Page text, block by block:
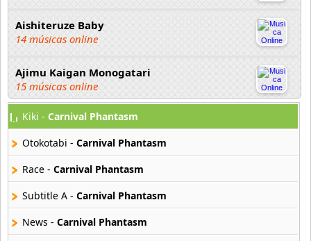
Aishiteruze Baby
14 músicas online
Ajimu Kaigan Monogatari
15 músicas online
Akahori Gedou Hour Rabuge
29 músicas online
Akane Iro Ni Samoru Saka
26 músicas online
6 músicas online
Kiki - Carnival Phantasm
Otokotabi - Carnival Phantasm
Race - Carnival Phantasm
Subtitle A - Carnival Phantasm
News - Carnival Phantasm